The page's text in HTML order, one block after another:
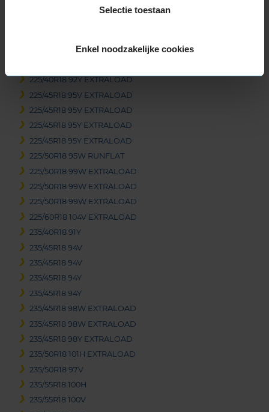
Selectie toestaan
Enkel noodzakelijke cookies
225/40R18 92W EXTRALOAD
225/40R18 92Y EXTRALOAD
225/45R18 95V EXTRALOAD
225/45R18 95V EXTRALOAD
225/45R18 95Y EXTRALOAD
225/45R18 95Y EXTRALOAD
225/50R18 95W RUNFLAT
225/50R18 99W EXTRALOAD
225/50R18 99W EXTRALOAD
225/50R18 99W EXTRALOAD
225/60R18 104V EXTRALOAD
235/40R18 91Y
235/45R18 94V
235/45R18 94V
235/45R18 94Y
235/45R18 94Y
235/45R18 98W EXTRALOAD
235/45R18 98W EXTRALOAD
235/45R18 98Y EXTRALOAD
235/50R18 101H EXTRALOAD
235/50R18 97V
235/55R18 100H
235/55R18 100V